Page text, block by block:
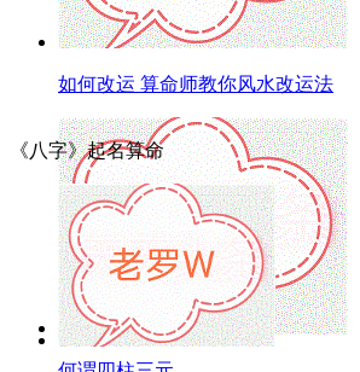
如何改运 算命师教你风水改运法
《八字》起名算命